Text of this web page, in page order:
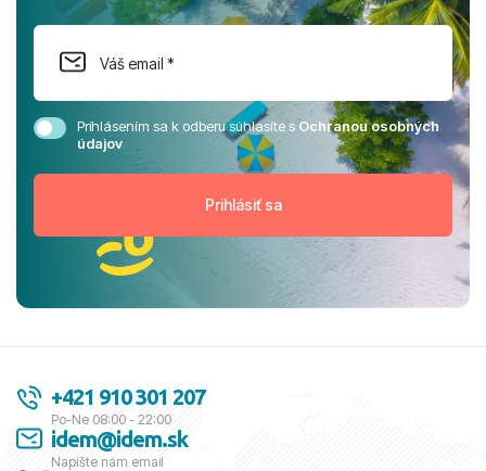
Prihlásením sa k odberu súhlasíte sOchranou osobných
údajov
+421 910 301 207
Po-Ne 08:00 - 22:00
idem@idem.sk
Napíšte nám email